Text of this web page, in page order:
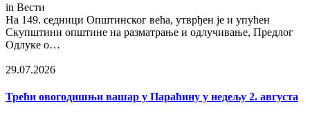
in Вести
На 149. седници Општинског већа, утврђен је и упућен
Скупштини општине на разматрање и одлучивање, Предлог
Одлуке о…
29.07.2026
Трећи овогодишњи вашар у Параћину у недељу 2. aвгуста